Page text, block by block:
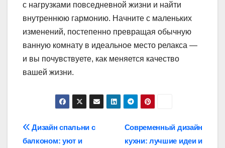
с нагрузками повседневной жизни и найти
внутреннюю гармонию. Начните с маленьких
изменений, постепенно превращая обычную
ванную комнату в идеальное место релакса —
и вы почувствуете, как меняется качество
вашей жизни.
Навигация
Современный дизайн
кухни: лучшие идеи и
Дизайн спальни с
балконом: уют и